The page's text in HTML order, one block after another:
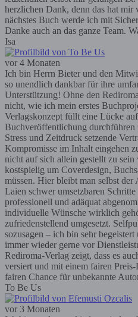
herzlichen Dank, denn das hat mir
nächstes Buch werde ich mit
Danke auch an das ganze Team.
Isa
vor 4 Monaten
Ich bin Herrn Bieter und den
so unendlich dankbar für ihre
Unterstützung! Ohne den
nicht, wie ich mein erstes
Verlagskonzept füllt eine Lücke
Buchveröffentlichung durchführen
Stress und Zeitdruck setzende
Kompromisse im Inhalt eingehen
nicht auf sich allein gestellt zu
kostspielig um Coverdesign,
müssen. Hier bleibt man selbst
Laien schwer umsetzbaren
professionell und adäquat
individuelle Wünsche wirklich
zufriedenstellend umgesetzt.
sozusagen – ich bin sehr
immer wieder gerne vor
Rediroma-Verlag zeigt, dass es
versiert und mit einem fairen
fairen Chance für unbekannte
To Be Us
vor 3 Monaten